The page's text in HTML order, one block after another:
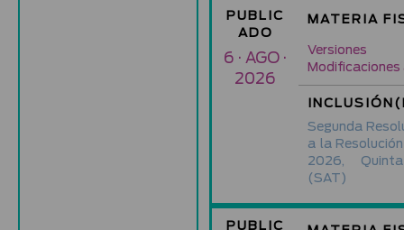
PUBLIC
ADO
MATERIA
6 · AGO ·
2026
Modificaciones
Segunda
a la
2026,
(SAT)
PUBLIC